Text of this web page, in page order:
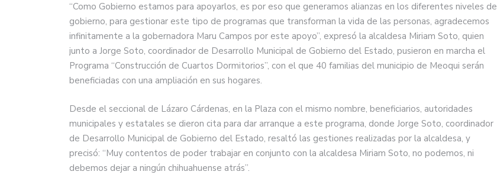
“Como Gobierno estamos para apoyarlos, es por eso que generamos alianzas en los diferentes niveles de
gobierno, para gestionar este tipo de programas que transforman la vida de las personas, agradecemos
infinitamente a la gobernadora Maru Campos por este apoyo”, expresó la alcaldesa Miriam Soto, quien
junto a Jorge Soto, coordinador de Desarrollo Municipal de Gobierno del Estado, pusieron en marcha el
Programa “Construcción de Cuartos Dormitorios”, con el que 40 familias del municipio de Meoqui serán
beneficiadas con una ampliación en sus hogares.
Desde el seccional de Lázaro Cárdenas, en la Plaza con el mismo nombre, beneficiarios, autoridades
municipales y estatales se dieron cita para dar arranque a este programa, donde Jorge Soto, coordinador
de Desarrollo Municipal de Gobierno del Estado, resaltó las gestiones realizadas por la alcaldesa, y
precisó: “Muy contentos de poder trabajar en conjunto con la alcaldesa Miriam Soto, no podemos, ni
debemos dejar a ningún chihuahuense atrás”.